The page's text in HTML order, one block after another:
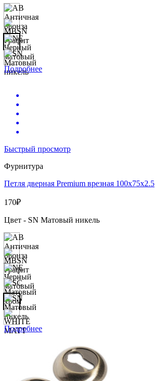
Подробнее
Быстрый просмотр
Фурнитура
Петля дверная Premium врезная 100х75х2.5
170₽
Цвет - SN Матовый никель
Подробнее